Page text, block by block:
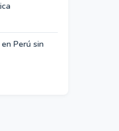
Perú sin